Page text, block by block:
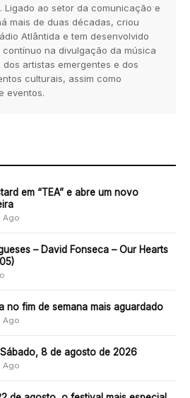
Ligado ao setor da comunicação e
mais de duas décadas, criou
Atlântida e tem desenvolvido
contínuo na divulgação da música
dos artistas emergentes e dos
culturais, assim como
eventos.
em “TEA” e abre um novo
Ago
– David Fonseca – Our Hearts
no fim de semana mais aguardado
Ago
8 de agosto de 2026
Ago